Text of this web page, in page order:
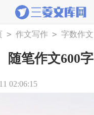
> 作文写作 > 字数作文
随笔作文600字
02:06:15